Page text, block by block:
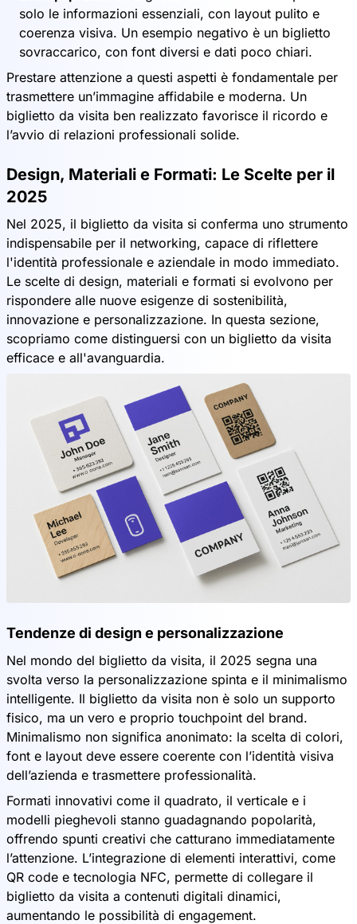
solo le informazioni essenziali, con layout pulito e
coerenza visiva. Un esempio negativo è un biglietto
sovraccarico, con font diversi e dati poco chiari.
Prestare attenzione a questi aspetti è fondamentale per
trasmettere un’immagine affidabile e moderna. Un
biglietto da visita ben realizzato favorisce il ricordo e
l’avvio di relazioni professionali solide.
Design, Materiali e Formati: Le Scelte per il
2025
Nel 2025, il biglietto da visita si conferma uno strumento
indispensabile per il networking, capace di riflettere
l'identità professionale e aziendale in modo immediato.
Le scelte di design, materiali e formati si evolvono per
rispondere alle nuove esigenze di sostenibilità,
innovazione e personalizzazione. In questa sezione,
scopriamo come distinguersi con un biglietto da visita
efficace e all'avanguardia.
Tendenze di design e personalizzazione
Nel mondo del biglietto da visita, il 2025 segna una
svolta verso la personalizzazione spinta e il minimalismo
intelligente. Il biglietto da visita non è solo un supporto
fisico, ma un vero e proprio touchpoint del brand.
Minimalismo non significa anonimato: la scelta di colori,
font e layout deve essere coerente con l’identità visiva
dell’azienda e trasmettere professionalità.
Formati innovativi come il quadrato, il verticale e i
modelli pieghevoli stanno guadagnando popolarità,
offrendo spunti creativi che catturano immediatamente
l’attenzione. L’integrazione di elementi interattivi, come
QR code e tecnologia NFC, permette di collegare il
biglietto da visita a contenuti digitali dinamici,
aumentando le possibilità di engagement.